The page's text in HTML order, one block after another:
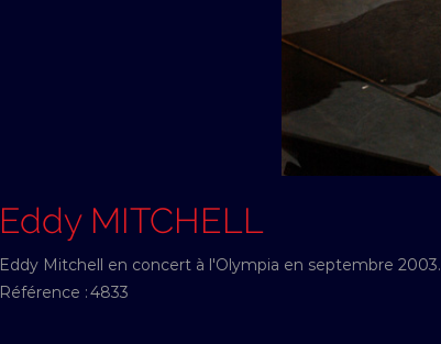
Eddy MITCHELL
Eddy Mitchell en concert à l'Olympia en septembre 2003.
Référence :4833